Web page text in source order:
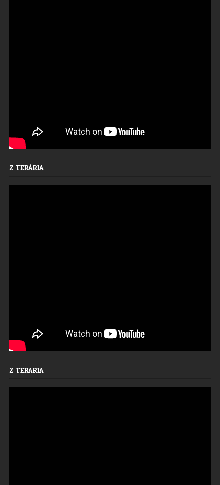
Z TERÁRIA
Z TERÁRIA